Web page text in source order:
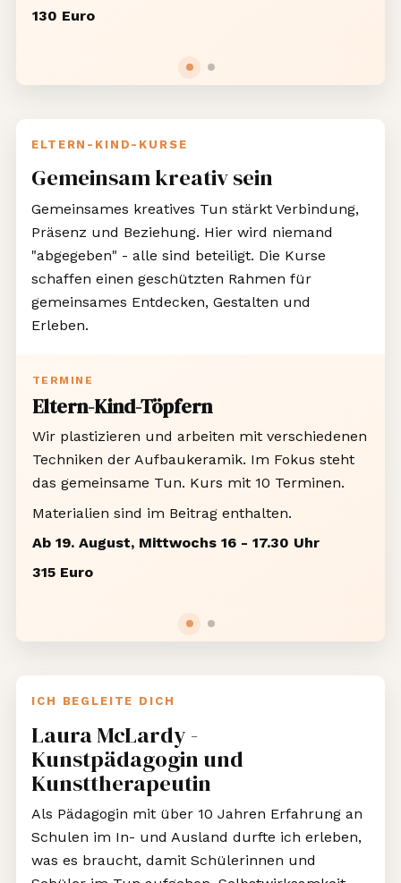
130 Euro
TERMINE
Eltern-Kind-Töpfern
Wir plastizieren und arbeiten mit verschiedenen
Techniken der Aufbaukeramik. Im Fokus steht
das gemeinsame Tun. Kurs mit 10 Terminen.
Materialien sind im Beitrag enthalten.
Ab 19. August, Mittwochs 16 - 17.30 Uhr
315 Euro
ELTERN-KIND-KURSE
Gemeinsam kreativ sein
Gemeinsames kreatives Tun stärkt Verbindung,
Präsenz und Beziehung. Hier wird niemand
"abgegeben" - alle sind beteiligt. Die Kurse
schaffen einen geschützten Rahmen für
gemeinsames Entdecken, Gestalten und
Erleben.
ICH BEGLEITE DICH
Laura McLardy -
Kunstpädagogin und
Kunsttherapeutin
Als Pädagogin mit über 10 Jahren Erfahrung an
Schulen im In- und Ausland durfte ich erleben,
was es braucht, damit Schülerinnen und